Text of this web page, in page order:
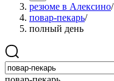
резюме в Алексино/
повар-пекарь/
полный день